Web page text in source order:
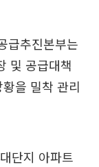
급추진본부는
및 공급대책
을 밀착 관리
단지 아파트